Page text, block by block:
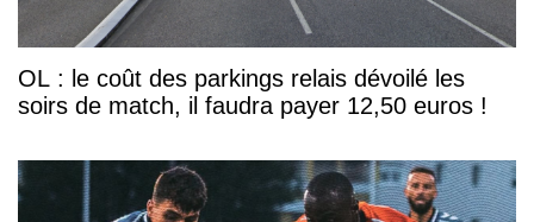
OL : le coût des parkings relais dévoilé les
soirs de match, il faudra payer 12,50 euros !